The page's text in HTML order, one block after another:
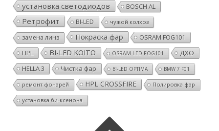
установка светодиодов BOSCH AL
Ретрофит BI-LED чужой колхоз
замена линз Покраска фар
OSRAM FOG101
HPL
BI-LED KOITO OSRAM LED FOG101
ДХО
HELLA 3
Чистка фар BI-LED OPTIMA BMW 7 F01
ремонт фонарей HPL CROSSFIRE Полировка фар
установка би-ксенона